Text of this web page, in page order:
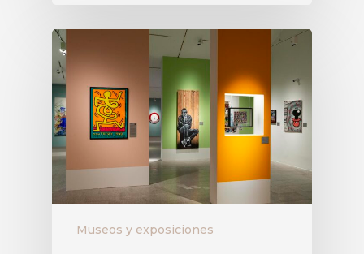
Museos y exposiciones